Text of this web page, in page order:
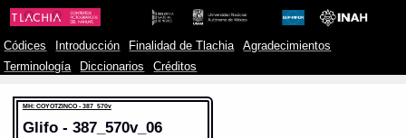
Códices Introducción Finalidad de Tlachia
Agradecimientos
Terminología
Diccionarios Créditos
MH: COYOTZINCO - 387_570v
Glifo - 387_570v_06